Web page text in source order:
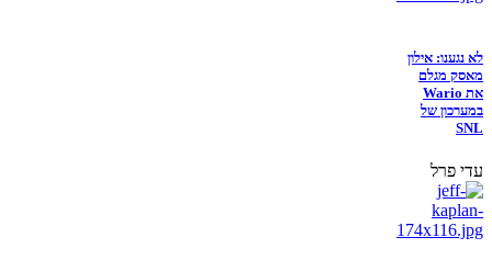
לא נגענו: אילון
מאסק מגלם
את Wario
במערכון של
SNL
עדי פרל